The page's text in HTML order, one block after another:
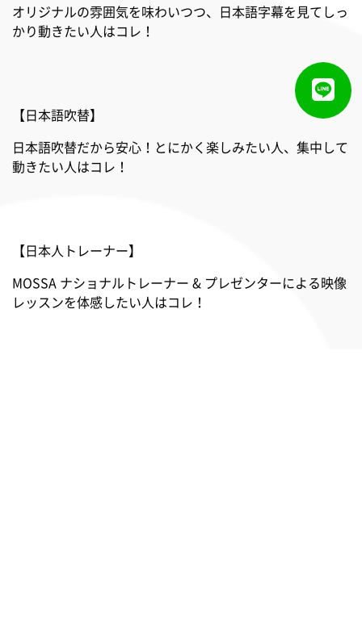
オリジナルの雰囲気を味わいつつ、日本語字幕を見てしっ
かり動きたい人はコレ！
【日本語吹替】
日本語吹替だから安心！とにかく楽しみたい人、集中して
動きたい人はコレ！
【日本人トレーナー】
MOSSA ナショナルトレーナー & プレゼンターによる映像
レッスンを体感したい人はコレ！